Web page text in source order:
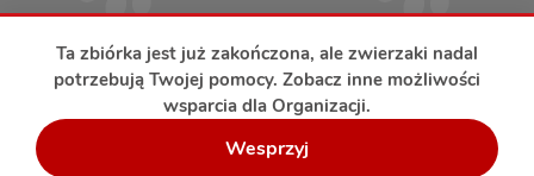
Ta zbiórka jest już zakończona, ale zwierzaki nadal
potrzebują Twojej pomocy. Zobacz inne możliwości
wsparcia dla Organizacji.
Wesprzyj
Bezpieczeństwo transakcji